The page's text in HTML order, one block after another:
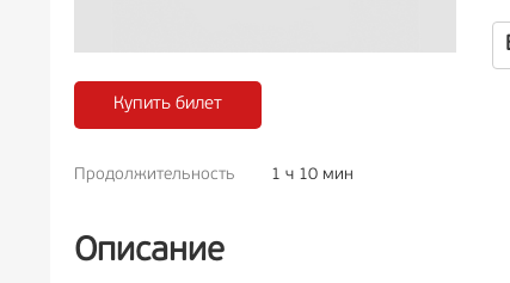
Купить билет
Продолжительность 1 ч 10 мин
Описание